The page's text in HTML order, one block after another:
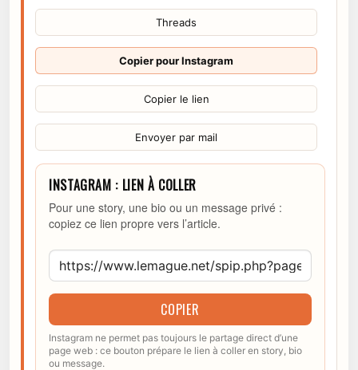
Threads
Copier pour Instagram
Copier le lien
Envoyer par mail
INSTAGRAM : LIEN À COLLER
Pour une story, une bio ou un message privé :
copiez ce lien propre vers l’article.
COPIER
Instagram ne permet pas toujours le partage direct d’une
page web : ce bouton prépare le lien à coller en story, bio
ou message.